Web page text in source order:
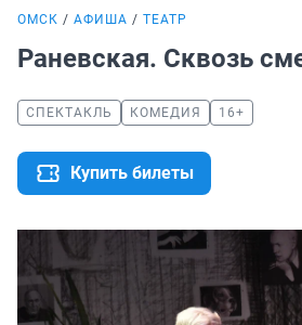
ОМСК АФИША ТЕАТР
Раневская. Сквозь
СПЕКТАКЛЬ КОМЕДИЯ 16+
Купить билеты